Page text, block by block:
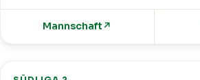
Mannschaft ↗